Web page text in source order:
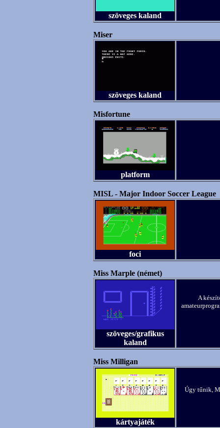
szöveges kaland
Miser
szöveges kaland
Misfortune
platform
MISL - Major Indoor Soccer League
foci
Miss Marple (német)
szöveges/grafikus
kaland
A
Miss Milligan
kártyajáték
Úgy tűnik,